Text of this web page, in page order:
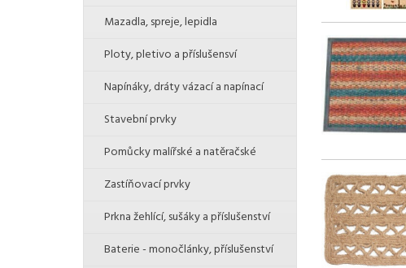
Mazadla, spreje, lepidla
Ploty, pletivo a příslušensví
Napínáky, dráty vázací a napínací
Stavební prvky
Pomůcky malířské a natěračské
Zastíňovací prvky
Prkna žehlící, sušáky a příslušenství
Baterie - monočlánky, příslušenství